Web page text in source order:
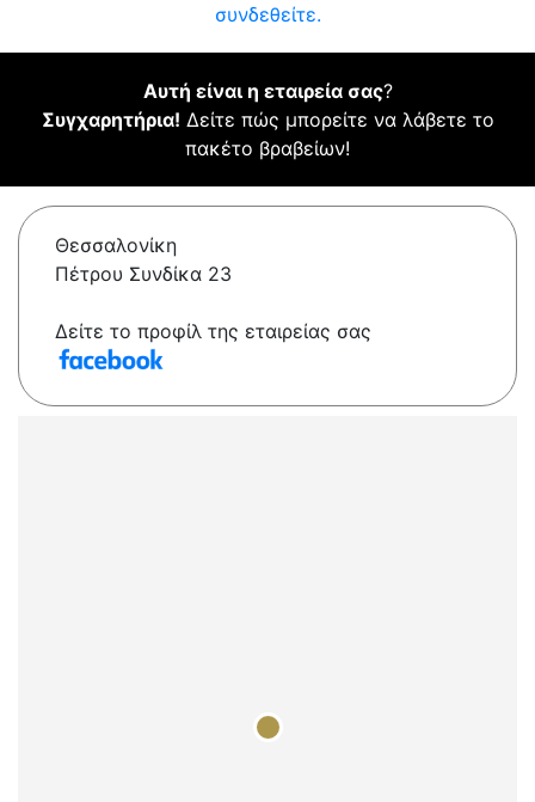
συνδεθείτε.
Αυτή είναι η εταιρεία σας?
Συγχαρητήρια! Δείτε πώς μπορείτε να λάβετε το
πακέτο βραβείων!
Θεσσαλονίκη
Πέτρου Συνδίκα 23
Δείτε το προφίλ της εταιρείας σας